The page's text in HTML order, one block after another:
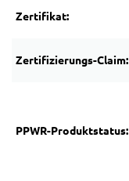
Zertifikat:
Zertifizierungs-Claim:
PPWR-Produktstatus: